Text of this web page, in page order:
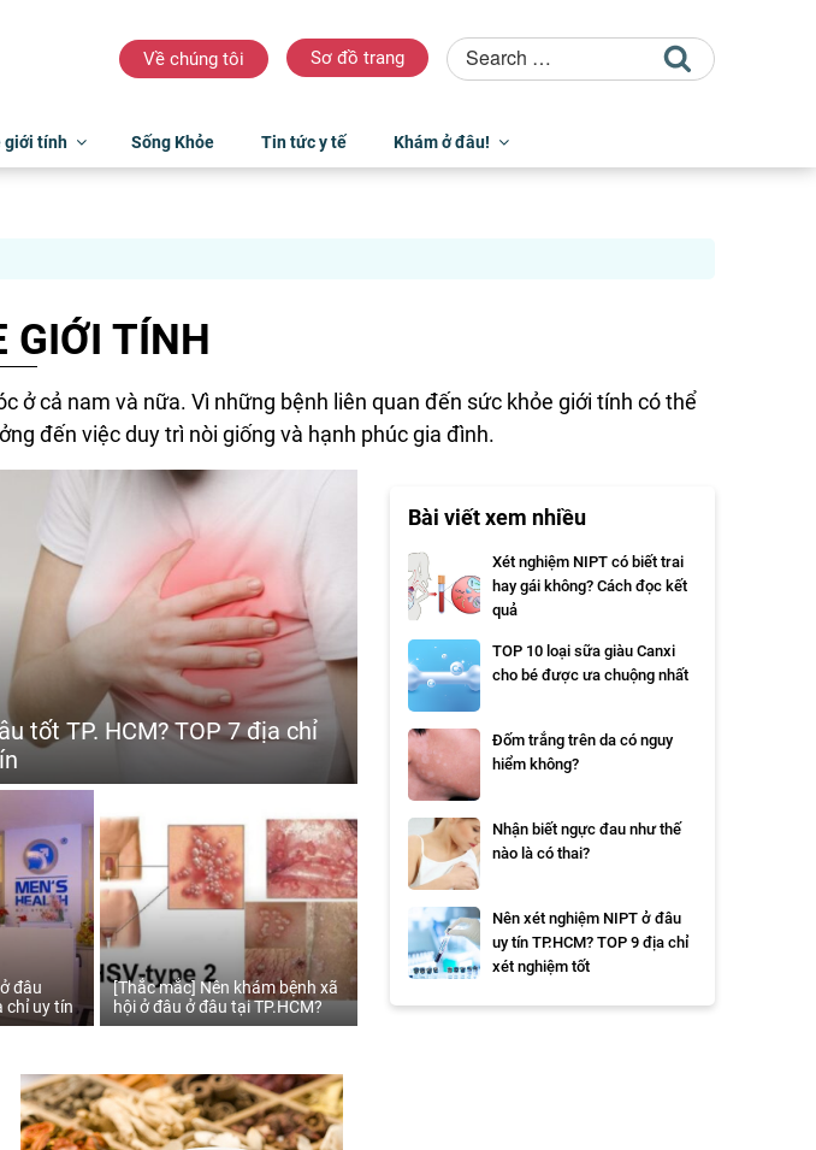
Về chúng tôi Sơ đồ trang
giới tính Sống Khỏe Tin tức y tế Khám ở đâu!
GIỚI TÍNH
ở cả nam và nữa. Vì những bệnh liên quan đến sức khỏe giới tính có thể
đến việc duy trì nòi giống và hạnh phúc gia đình.
tốt TP. HCM? TOP 7 địa chỉ
đâu
chỉ uy tín
[Thắc mắc] Nên khám bệnh xã
hội ở đâu ở đâu tại TP.HCM?
Bài viết xem nhiều
Xét nghiệm NIPT có biết trai
hay gái không? Cách đọc kết
quả
TOP 10 loại sữa giàu Canxi
cho bé được ưa chuộng nhất
Đốm trắng trên da có nguy
hiểm không?
Nhận biết ngực đau như thế
nào là có thai?
Nên xét nghiệm NIPT ở đâu
uy tín TP.HCM? TOP 9 địa chỉ
xét nghiệm tốt